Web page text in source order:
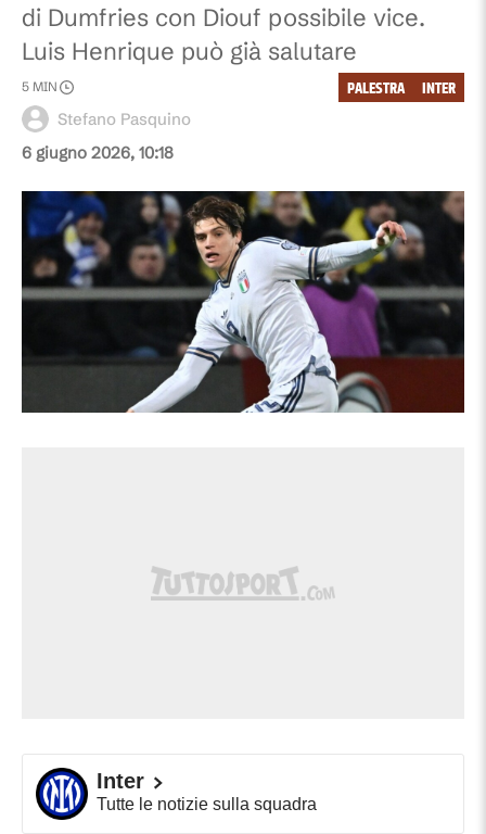
di Dumfries con Diouf possibile vice.
Luis Henrique può già salutare
6 giugno 2026, 10:18
Stefano Pasquino
5 MIN INTER
PALESTRA
Inter
Tutte le notizie sulla squadra